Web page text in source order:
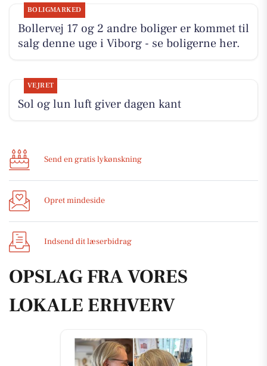
BOLIGMARKED
Bollervej 17 og 2 andre boliger er kommet til
salg denne uge i Viborg - se boligerne her.
VEJRET
Sol og lun luft giver dagen kant
Send en gratis lykønskning
Opret mindeside
Indsend dit læserbidrag
OPSLAG FRA VORES
LOKALE ERHVERV